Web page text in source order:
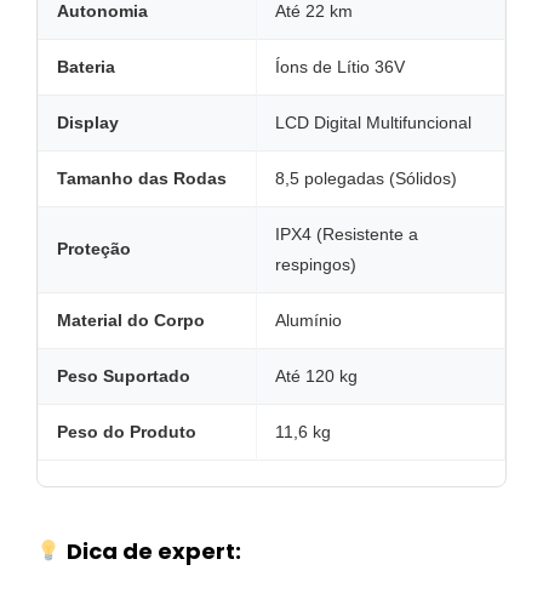
Autonomia Até 22 km
Bateria Íons de Lítio 36V
Display LCD Digital Multifuncional
Tamanho das Rodas 8,5 polegadas (Sólidos)
Proteção
IPX4 (Resistente a
respingos)
Material do Corpo Alumínio
Peso Suportado Até 120 kg
Peso do Produto 11,6 kg
Dica de expert: